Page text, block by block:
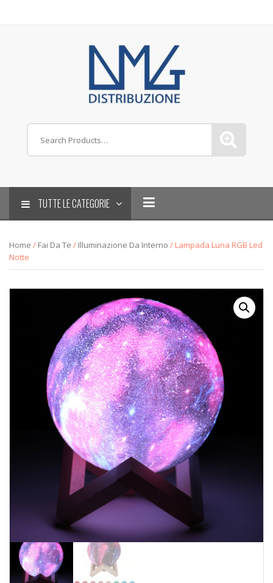
TUTTE LE CATEGORIE
Home / Fai Da Te / Illuminazione Da Interno / Lampada Luna RGB Led
Notte